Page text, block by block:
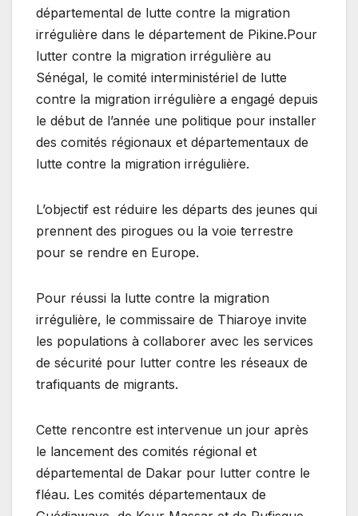
départemental de lutte contre la migration
irrégulière dans le département de Pikine.Pour
lutter contre la migration irrégulière au
Sénégal, le comité interministériel de lutte
contre la migration irrégulière a engagé depuis
le début de l’année une politique pour installer
des comités régionaux et départementaux de
lutte contre la migration irrégulière.
L’objectif est réduire les départs des jeunes qui
prennent des pirogues ou la voie terrestre
pour se rendre en Europe.
Pour réussi la lutte contre la migration
irrégulière, le commissaire de Thiaroye invite
les populations à collaborer avec les services
de sécurité pour lutter contre les réseaux de
trafiquants de migrants.
Cette rencontre est intervenue un jour après
le lancement des comités régional et
départemental de Dakar pour lutter contre le
fléau. Les comités départementaux de